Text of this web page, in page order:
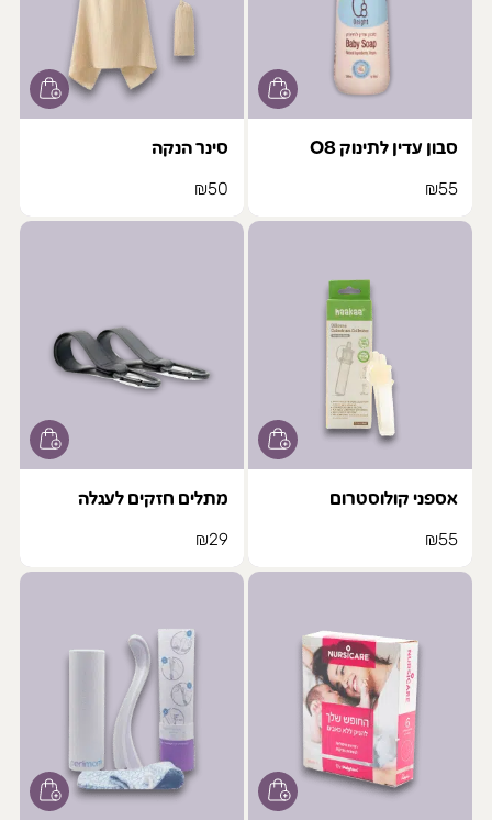
סבון עדין לתינוק O8
₪55
סינר הנקה
₪50
אספני קולוסטרום
₪55
מתלים חזקים לעגלה
₪29